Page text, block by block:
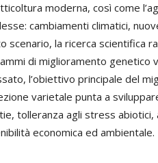
moderna, così come
cambiamenti climatici,
scenario, la ricerca scientifica
di miglioramento genetico
l’obiettivo principale del
varietale punta a
tolleranza agli stress
economica ed ambientale.